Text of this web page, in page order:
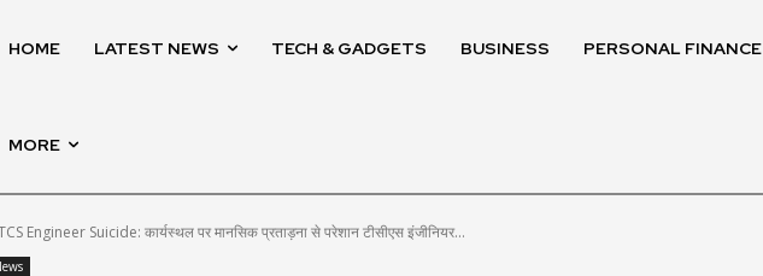
HOME LATEST NEWS TECH & GADGETS BUSINESS PERSONAL FINANCE
MORE
Engineer Suicide: कार्यस्थल पर मानसिक प्रताड़ना से परेशान टीसीएस इंजीनियर...